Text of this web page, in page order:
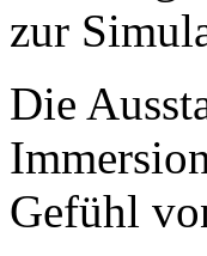
zur
Die
Gefühl